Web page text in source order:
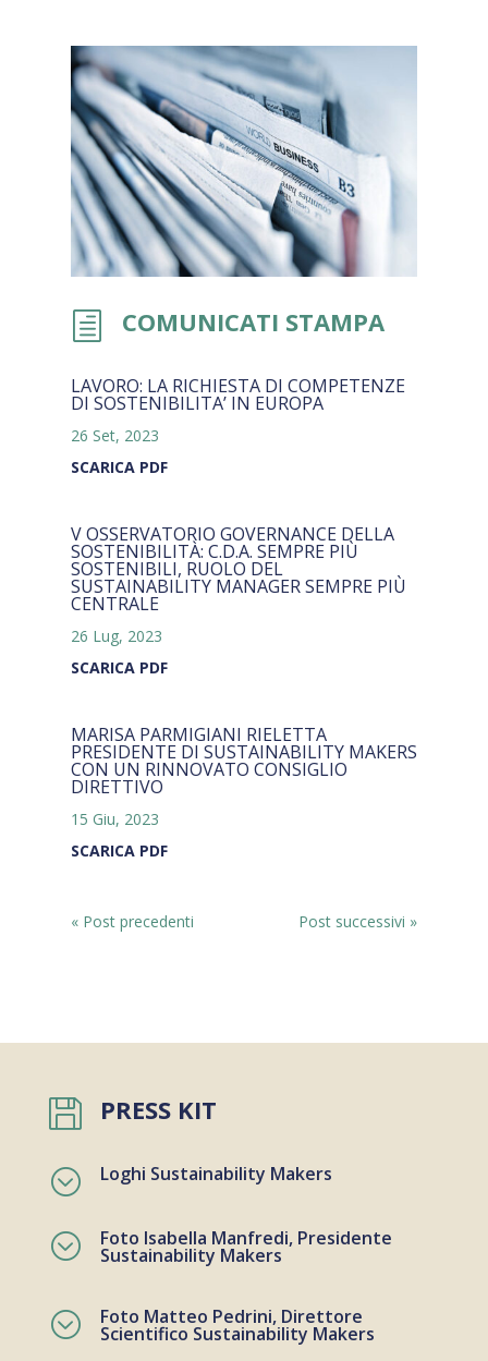
h COMUNICATI STAMPA
LAVORO: LA RICHIESTA DI COMPETENZE
DI SOSTENIBILITA’ IN EUROPA
26 Set, 2023
SCARICA PDF
V OSSERVATORIO GOVERNANCE DELLA
SOSTENIBILITÀ: C.D.A. SEMPRE PIÙ
SOSTENIBILI, RUOLO DEL
SUSTAINABILITY MANAGER SEMPRE PIÙ
CENTRALE
26 Lug, 2023
SCARICA PDF
MARISA PARMIGIANI RIELETTA
PRESIDENTE DI SUSTAINABILITY MAKERS
CON UN RINNOVATO CONSIGLIO
DIRETTIVO
15 Giu, 2023
SCARICA PDF
« Post precedenti Post successivi »
 PRESS KIT
; Loghi Sustainability Makers
; Foto Isabella Manfredi, Presidente
Sustainability Makers
; Foto Matteo Pedrini, Direttore
Scientifico Sustainability Makers